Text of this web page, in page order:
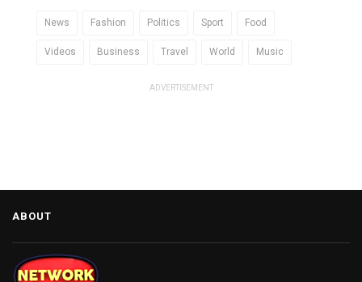
News Fashion Politics Sport Food
Videos Business Travel World Music
ADVERTISEMENT
ABOUT